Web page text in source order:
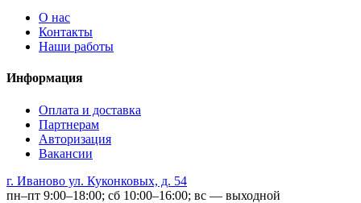
О нас
Контакты
Наши работы
Информация
Оплата и доставка
Партнерам
Авторизация
Вакансии
г. Иваново ул. Куконковых, д. 54
пн–пт 9:00–18:00; сб 10:00–16:00; вс — выходной